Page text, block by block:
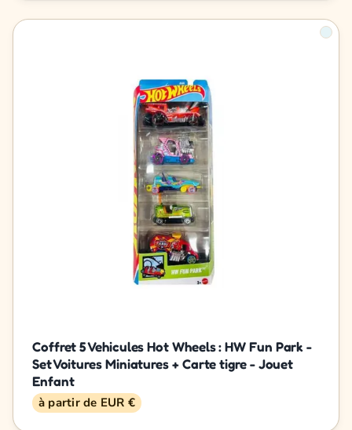
Coffret 5 Vehicules Hot Wheels : HW Fun Park -
Set Voitures Miniatures + Carte tigre - Jouet
Enfant
à partir de EUR €